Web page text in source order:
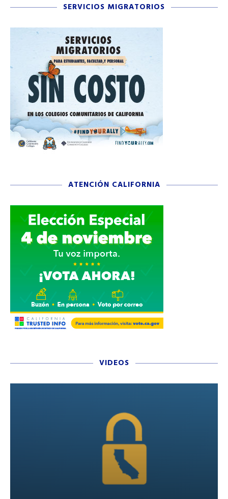
SERVICIOS MIGRATORIOS
ATENCIÓN CALIFORNIA
VIDEOS